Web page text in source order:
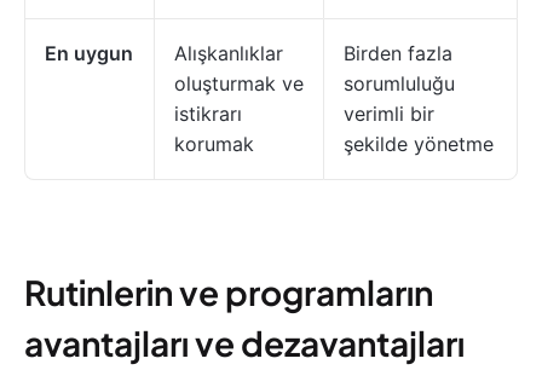
En uygun
Alışkanlıklar
oluşturmak ve
istikrarı
korumak
Birden fazla
sorumluluğu
verimli bir
şekilde yönetme
Rutinlerin ve programların
avantajları ve dezavantajları